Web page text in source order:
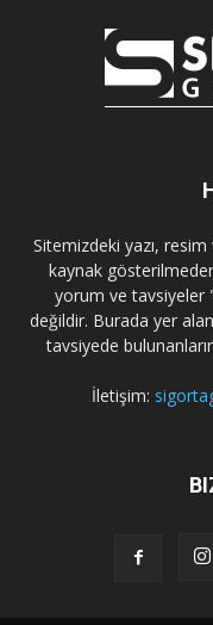
Sitemizdeki yazı, resim
kaynak
yorum ve tavsiyeler
değildir. Burada yer
tavsiyede
İletişim: